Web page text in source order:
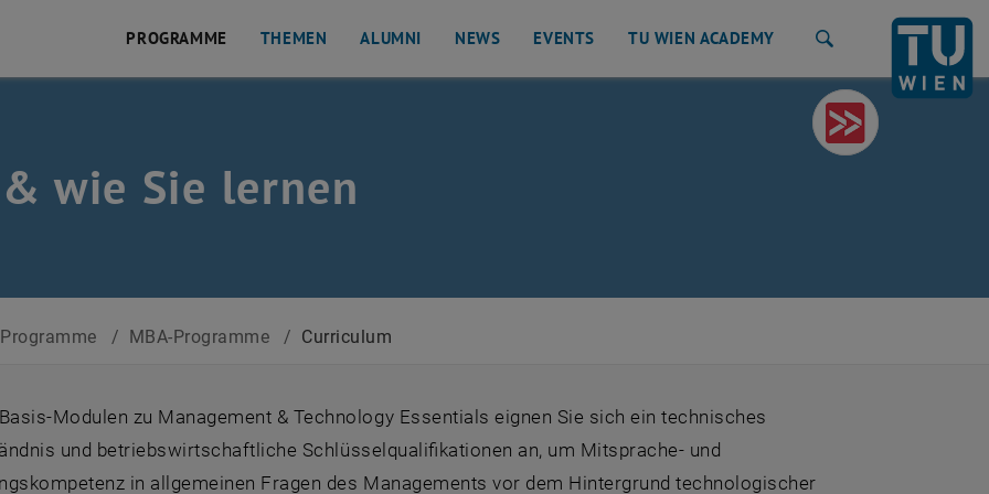
PROGRAMME THEMEN ALUMNI NEWS EVENTS TU WIEN ACADEMY
wie Sie lernen
Programme / MBA-Programme / Curriculum
Modulen zu Management & Technology Essentials eignen Sie sich ein technisches
und betriebswirtschaftliche Schlüsselqualifikationen an, um Mitsprache- und
in allgemeinen Fragen des Managements vor dem Hintergrund technologischer